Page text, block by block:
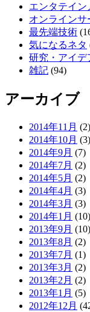
エンタテイン
オンラインサ
最先端技術
気になるネタ
研究・アイデ
雑記 (94)
アーカイブ
2014年11月 (2)
2014年10月 (3)
2014年9月 (7)
2014年7月 (2)
2014年5月 (2)
2014年4月 (3)
2014年3月 (3)
2014年1月 (10)
2013年9月 (10)
2013年8月 (2)
2013年7月 (1)
2013年3月 (2)
2013年2月 (2)
2013年1月 (5)
2012年12月